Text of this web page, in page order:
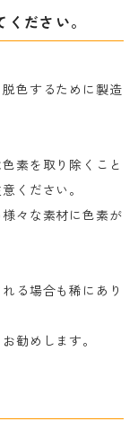
ださい。
色するために製造
素を取り除くこと
ください。
々な素材に色素が
る場合も稀にあり
勧めします。